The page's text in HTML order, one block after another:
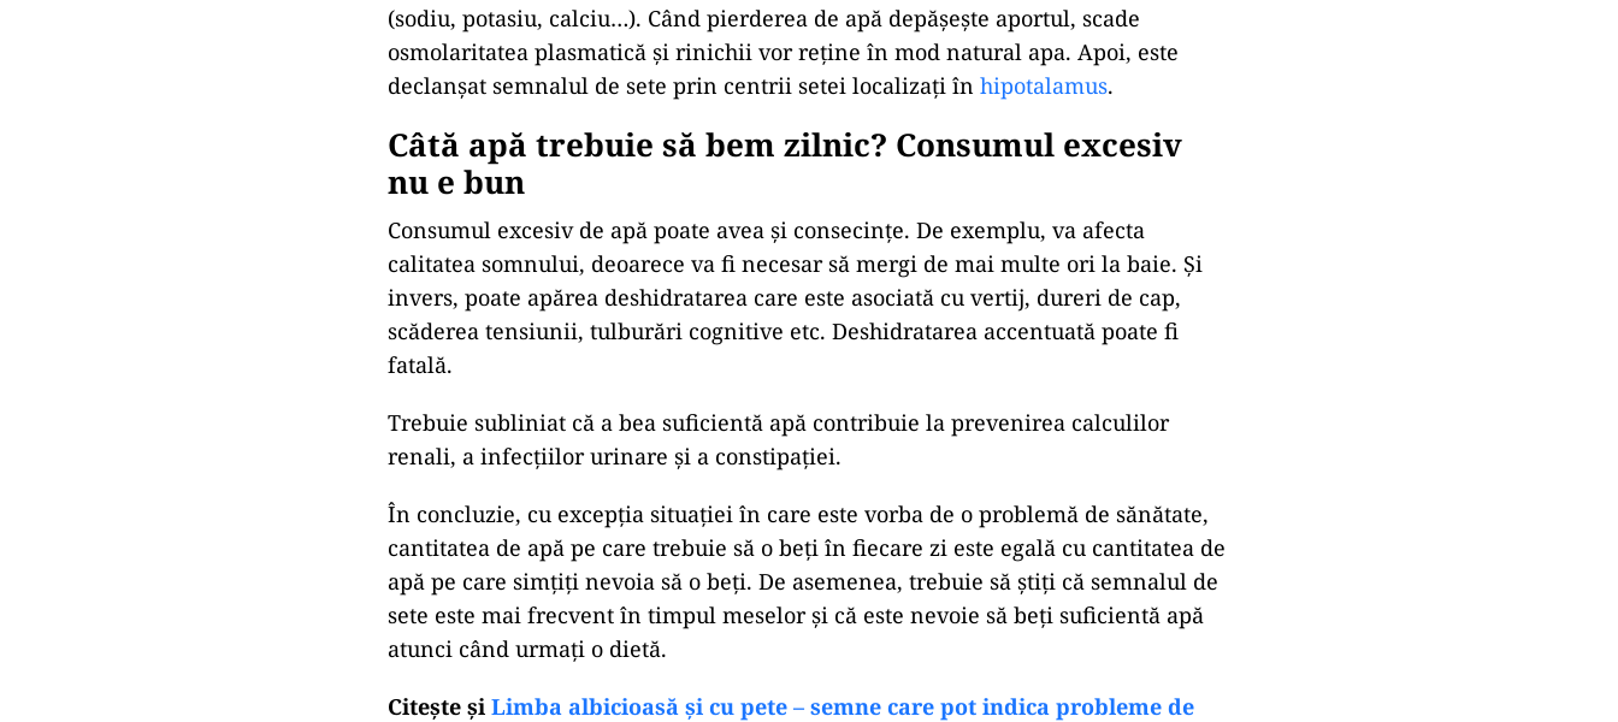
(sodiu, potasiu, calciu…). Când pierderea de apă depășește aportul, scade
osmolaritatea plasmatică și rinichii vor reține în mod natural apa. Apoi, este
declanșat semnalul de sete prin centrii setei localizați în hipotalamus.
Câtă apă trebuie să bem zilnic? Consumul excesiv
nu e bun
Consumul excesiv de apă poate avea și consecințe. De exemplu, va afecta
calitatea somnului, deoarece va fi necesar să mergi de mai multe ori la baie. Și
invers, poate apărea deshidratarea care este asociată cu vertij, dureri de cap,
scăderea tensiunii, tulburări cognitive etc. Deshidratarea accentuată poate fi
fatală.
Trebuie subliniat că a bea suficientă apă contribuie la prevenirea calculilor
renali, a infecțiilor urinare și a constipației.
În concluzie, cu excepția situației în care este vorba de o problemă de sănătate,
cantitatea de apă pe care trebuie să o beți în fiecare zi este egală cu cantitatea de
apă pe care simțiți nevoia să o beți. De asemenea, trebuie să știți că semnalul de
sete este mai frecvent în timpul meselor și că este nevoie să beți suficientă apă
atunci când urmați o dietă.
Citește și Limba albicioasă și cu pete – semne care pot indica probleme de